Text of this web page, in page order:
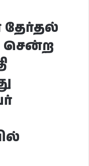
தேர்தல்
சென்ற